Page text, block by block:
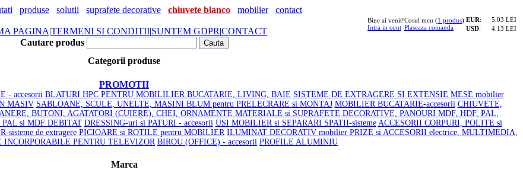
produse solutii suprafete decorative chiuvete blanco mobilier contact
Bine ai venit!
Intra in cont
Cosul meu (1 produs)
Plaseaza comanda
EUR:
5.03 LEI
USD: 4.13 LEI
PAGINA|TERMENI SI CONDITII|SUNTEM GDPR|CONTACT
Cautare produs
Categorii produse
PROMOTII
- accesorii BLATURI HPC PENTRU MOBILILIER BUCATARIE, LIVING, BAIE SISTEME DE EXTRAGERE SI EXTENSIE MESE mobilier
MASIV SABLOANE, SCULE, UNELTE, MASINI BLUM pentru PRELECRARE si MONTAJ MOBILIER BUCATARIE-accesorii CHIUVETE,
BUTONI, AGATATORI (CUIERE), CHEI, ORNAMENTE MATERIALE si SUPRAFETE DECORATIVE, PANOURI MDF, HDF, PAL,
si MDF DEBITAT DRESSING-uri si PATURI - accesorii USI MOBILIER si SEPARARI SPATII-sisteme ACCESORII CORPURI, POLITE si
sisteme de extragere PICIOARE si ROTILE pentru MOBILIER ILUMINAT DECORATIV mobilier PRIZE si ACCESORII electrice, MULTIMEDIA,
PENTRU TELEVIZOR BIROU (OFFICE) - accesorii PROFILE ALUMINIU
Marca